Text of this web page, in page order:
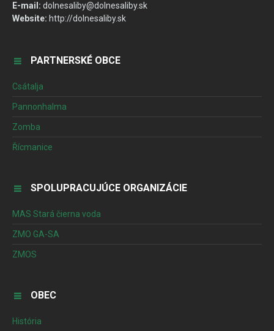
E-mail: dolnesaliby@dolnesaliby.sk
Website: http://dolnesaliby.sk
PARTNERSKÉ OBCE
Csátalja
Pannonhalma
Zomba
Řícmanice
SPOLUPRACUJÚCE ORGANIZÁCIE
MAS Stará čierna voda
ZMO GA-SA
ZMOS
OBEC
História